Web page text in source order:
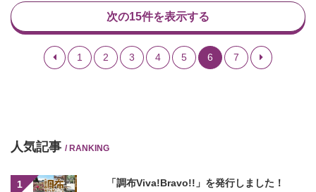
次の15件を表示する
1 2 3 4 5 6 7
人気記事 / RANKING
1 「調布Viva!Bravo!!」を発行しました！